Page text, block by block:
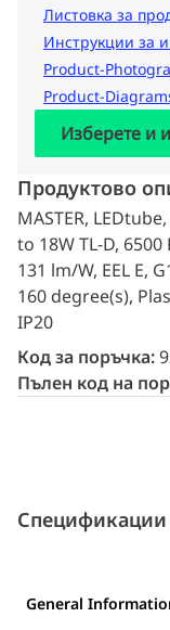
Листовка за
Инструкции за
Product-
Product-
Изберете и
Продуктово
MASTER,
to 18W TL-D, 6500
131 lm/W, EEL E,
160 degree(s),
IP20
Код за поръчка:
Пълен код на
Спецификации
General